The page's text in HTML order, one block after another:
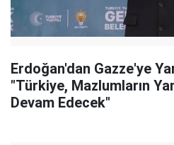
Erdoğan'dan Gazze'ye
"Türkiye, Mazlumların
Devam Edecek"